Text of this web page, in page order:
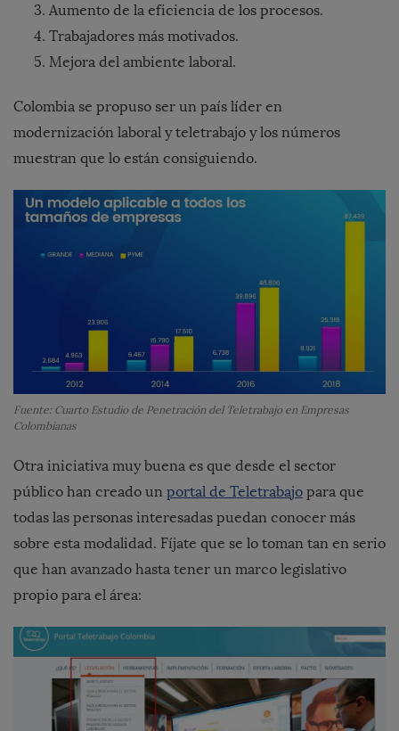
Aumento de la eficiencia de los procesos.
Trabajadores más motivados.
Mejora del ambiente laboral.
Colombia se propuso ser un país líder en
modernización laboral y teletrabajo y los números
muestran que lo están consiguiendo.
Fuente: Cuarto Estudio de Penetración del Teletrabajo en Empresas
Colombianas
Otra iniciativa muy buena es que desde el sector
público han creado un portal de Teletrabajo para que
todas las personas interesadas puedan conocer más
sobre esta modalidad. Fíjate que se lo toman tan en serio
que han avanzado hasta tener un marco legislativo
propio para el área: